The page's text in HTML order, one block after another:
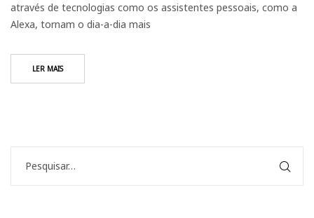
através de tecnologias como os assistentes pessoais, como a
Alexa, tornam o dia-a-dia mais
LER MAIS